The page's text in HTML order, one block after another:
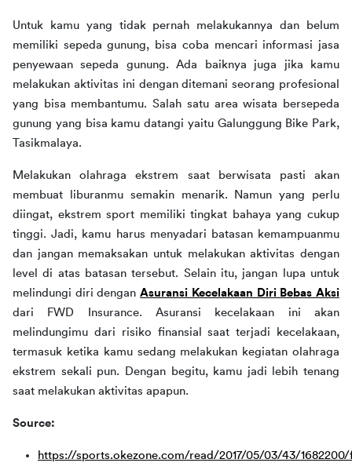
Untuk kamu yang tidak pernah melakukannya dan belum
memiliki sepeda gunung, bisa coba mencari informasi jasa
penyewaan sepeda gunung. Ada baiknya juga jika kamu
melakukan aktivitas ini dengan ditemani seorang profesional
yang bisa membantumu. Salah satu area wisata bersepeda
gunung yang bisa kamu datangi yaitu Galunggung Bike Park,
Tasikmalaya.
Melakukan olahraga ekstrem saat berwisata pasti akan
membuat liburanmu semakin menarik. Namun yang perlu
diingat, ekstrem sport memiliki tingkat bahaya yang cukup
tinggi. Jadi, kamu harus menyadari batasan kemampuanmu
dan jangan memaksakan untuk melakukan aktivitas dengan
level di atas batasan tersebut. Selain itu, jangan lupa untuk
melindungi diri dengan Asuransi Kecelakaan Diri Bebas Aksi
dari FWD Insurance. Asuransi kecelakaan ini akan
melindungimu dari risiko finansial saat terjadi kecelakaan,
termasuk ketika kamu sedang melakukan kegiatan olahraga
ekstrem sekali pun. Dengan begitu, kamu jadi lebih tenang
saat melakukan aktivitas apapun.
Source:
https://sports.okezone.com/read/2017/05/03/43/